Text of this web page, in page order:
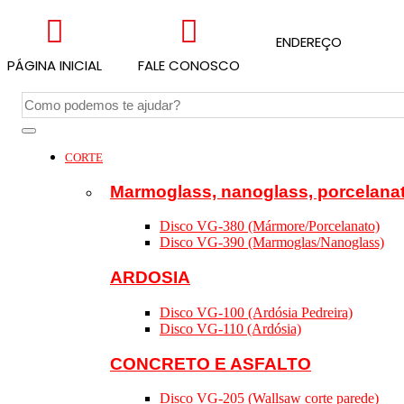
PÁGINA INICIAL FALE CONOSCO
ENDEREÇO
CORTE
Marmoglass, nanoglass,
Disco VG-380 (Mármore/Porcelanato)
Disco VG-390 (Marmoglas/Nanoglass)
ARDOSIA
Disco VG-100 (Ardósia Pedreira)
Disco VG-110 (Ardósia)
CONCRETO E ASFALTO
Disco VG-205 (Wallsaw corte parede)